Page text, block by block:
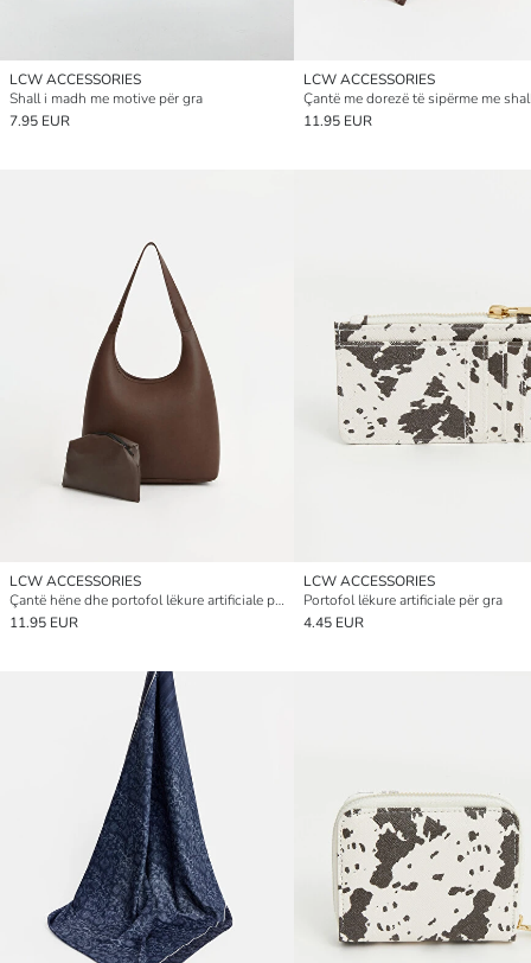
LCW ACCESSORIES
Shall i madh me motive për gra
7.95 EUR
LCW ACCESSORIES
11.95 EUR
LCW ACCESSORIES
Çantë hëne dhe portofol lëkure artificiale për gra
11.95 EUR
LCW ACCESSORIES
Portofol lëkure artificiale për gra
4.45 EUR